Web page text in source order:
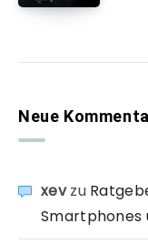
Neue
xevzu
Smartphones